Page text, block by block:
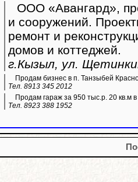
ООО «Авангард»,
и сооружений.
ремонт и
домов и коттеджей.
г.Кызыл, ул.
Продам бизнес в п. Танзыбей
Тел. 8913 345 2012
Продам гараж за 950 тыс.р. 20 кв.м
Тел. 8923 388 1952